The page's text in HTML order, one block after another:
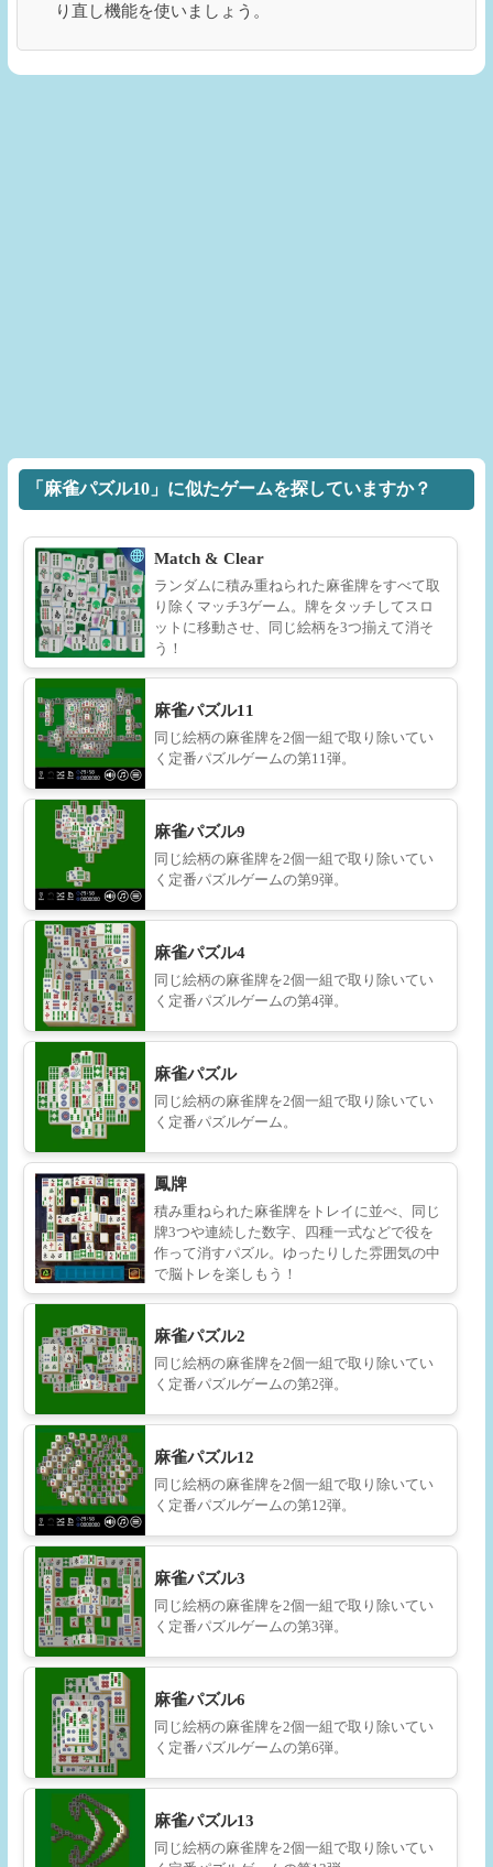
り直し機能を使いましょう。
「麻雀パズル10」に似たゲームを探していますか？
Match & Clear
ランダムに積み重ねられた麻雀牌をすべて取
り除くマッチ3ゲーム。牌をタッチしてスロ
ットに移動させ、同じ絵柄を3つ揃えて消そ
う！
麻雀パズル11
同じ絵柄の麻雀牌を2個一組で取り除いてい
く定番パズルゲームの第11弾。
麻雀パズル9
同じ絵柄の麻雀牌を2個一組で取り除いてい
く定番パズルゲームの第9弾。
麻雀パズル4
同じ絵柄の麻雀牌を2個一組で取り除いてい
く定番パズルゲームの第4弾。
麻雀パズル
同じ絵柄の麻雀牌を2個一組で取り除いてい
く定番パズルゲーム。
鳳牌
積み重ねられた麻雀牌をトレイに並べ、同じ
牌3つや連続した数字、四種一式などで役を
作って消すパズル。ゆったりした雰囲気の中
で脳トレを楽しもう！
麻雀パズル2
同じ絵柄の麻雀牌を2個一組で取り除いてい
く定番パズルゲームの第2弾。
麻雀パズル12
同じ絵柄の麻雀牌を2個一組で取り除いてい
く定番パズルゲームの第12弾。
麻雀パズル3
同じ絵柄の麻雀牌を2個一組で取り除いてい
く定番パズルゲームの第3弾。
麻雀パズル6
同じ絵柄の麻雀牌を2個一組で取り除いてい
く定番パズルゲームの第6弾。
麻雀パズル13
同じ絵柄の麻雀牌を2個一組で取り除いてい